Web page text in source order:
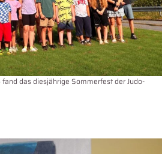
das diesjährige Sommerfest der Judo-